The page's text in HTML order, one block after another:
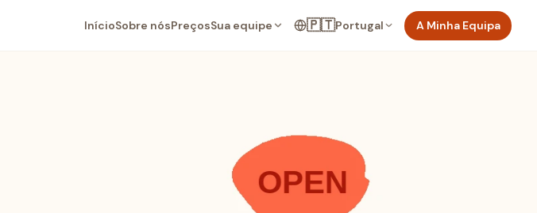
InícioSobre nósPreçosSua equipe 🇵🇹Portugal A Minha Equipa